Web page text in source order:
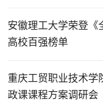
安徽理工大学荣登《
高校百强榜单
重庆工贸职业技术学
政课课程方案调研会